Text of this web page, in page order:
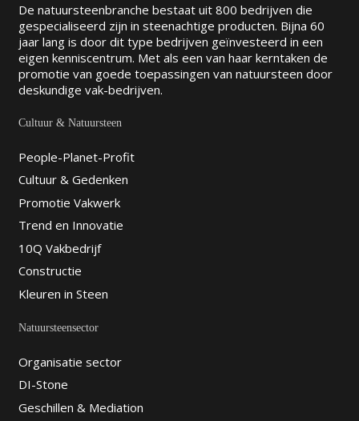
De natuursteenbranche bestaat uit 800 bedrijven die
gespecialiseerd zijn in steenachtige producten. Bijna 60
jaar lang is door dit type bedrijven geïnvesteerd in een
eigen kenniscentrum. Met als een van haar kerntaken de
promotie van goede toepassingen van natuursteen door
deskundige vak-bedrijven.
Cultuur & Natuursteen
People-Planet-Profit
Cultuur & Gedenken
Promotie Vakwerk
Trend en Innovatie
10Q Vakbedrijf
Constructie
Kleuren in Steen
Natuursteensector
Organisatie sector
DI-Stone
Geschillen & Mediation